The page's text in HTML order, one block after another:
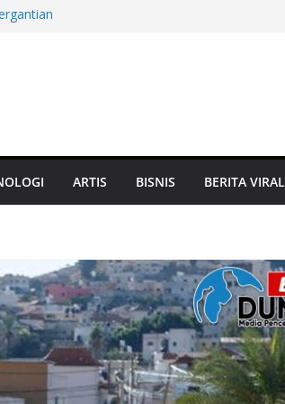
Mati, Aset
Panglima
hingga
Damai atau
ARTIS BISNIS BERITA VIRAL